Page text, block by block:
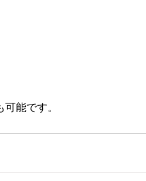
能です。